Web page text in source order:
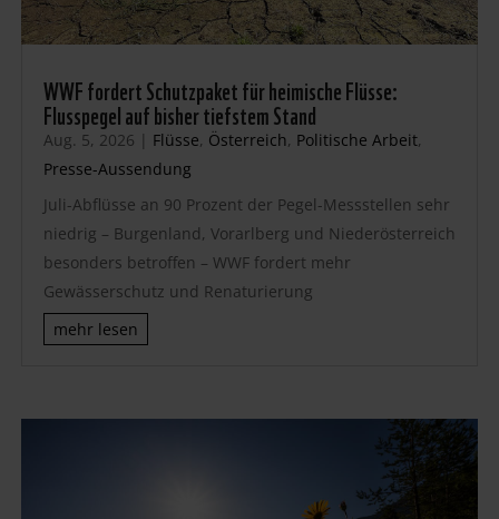
WWF fordert Schutzpaket für heimische Flüsse:
Flusspegel auf bisher tiefstem Stand
Aug. 5, 2026 | Flüsse, Österreich, Politische Arbeit,
Presse-Aussendung
Juli-Abflüsse an 90 Prozent der Pegel-Messstellen sehr
niedrig – Burgenland, Vorarlberg und Niederösterreich
besonders betroffen – WWF fordert mehr
Gewässerschutz und Renaturierung
mehr lesen